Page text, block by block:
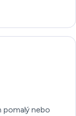
pomalý nebo